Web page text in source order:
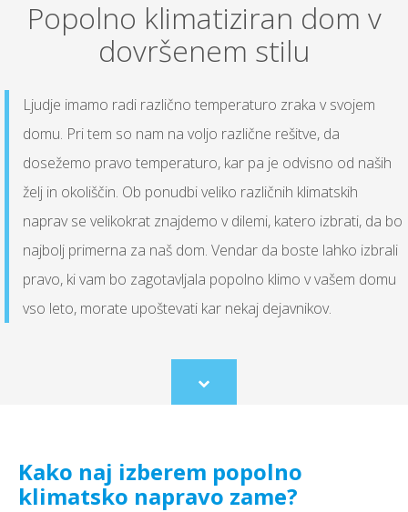
Popolno klimatiziran dom v
dovršenem stilu
Ljudje imamo radi različno temperaturo zraka v svojem
domu. Pri tem so nam na voljo različne rešitve, da
dosežemo pravo temperaturo, kar pa je odvisno od naših
želj in okoliščin. Ob ponudbi veliko različnih klimatskih
naprav se velikokrat znajdemo v dilemi, katero izbrati, da bo
najbolj primerna za naš dom. Vendar da boste lahko izbrali
pravo, ki vam bo zagotavljala popolno klimo v vašem domu
vso leto, morate upoštevati kar nekaj dejavnikov.
Scroll
to
Kako naj izberem popolno
klimatsko napravo zame?